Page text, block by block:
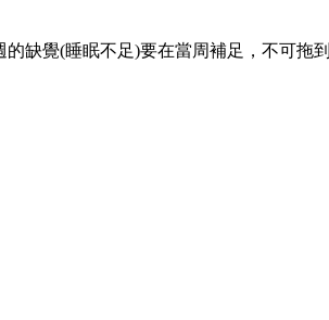
覺(睡眠不足)要在當周補足，不可拖到